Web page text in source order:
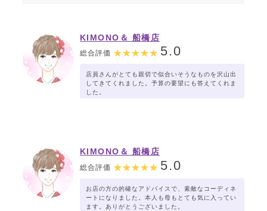
KIMONO＆ 船橋店
総合評価 5.0
店員さんがとても親切で似合いそうなものを沢山出
してきてくれました。予算の要望にも答えてくれま
した。
KIMONO＆ 船橋店
総合評価 5.0
お店の方の的確なアドバイスで、素敵なコーディネ
ートになりました。本人も母もとても気に入ってい
ます。ありがとうございました。